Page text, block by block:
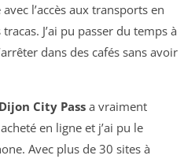
l’accès aux transports en
J’ai pu passer du temps à
dans des cafés sans avoir
Dijon City Pass a vraiment
en ligne et j’ai pu le
Avec plus de 30 sites à